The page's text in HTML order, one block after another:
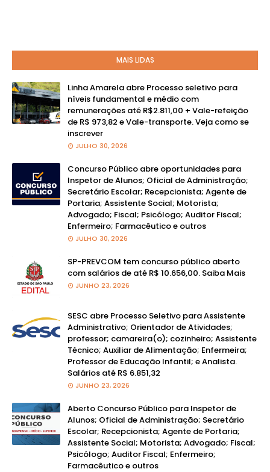
MAIS LIDAS
Linha Amarela abre Processo seletivo para
níveis fundamental e médio com
remunerações até R$2.811,00 + Vale-refeição
de R$ 973,82 e Vale-transporte. Veja como se
inscrever
JULHO 30, 2026
Concurso Público abre oportunidades para
Inspetor de Alunos; Oficial de Administração;
Secretário Escolar; Recepcionista; Agente de
Portaria; Assistente Social; Motorista;
Advogado; Fiscal; Psicólogo; Auditor Fiscal;
Enfermeiro; Farmacêutico e outros
JULHO 30, 2026
SP-PREVCOM tem concurso público aberto
com salários de até R$ 10.656,00. Saiba Mais
JUNHO 23, 2026
SESC abre Processo Seletivo para Assistente
Administrativo; Orientador de Atividades;
professor; camareira(o); cozinheiro; Assistente
Técnico; Auxiliar de Alimentação; Enfermeira;
Professor de Educação Infantil; e Analista.
Salários até R$ 6.851,32
JUNHO 23, 2026
Aberto Concurso Público para Inspetor de
Alunos; Oficial de Administração; Secretário
Escolar; Recepcionista; Agente de Portaria;
Assistente Social; Motorista; Advogado; Fiscal;
Psicólogo; Auditor Fiscal; Enfermeiro;
Farmacêutico e outros